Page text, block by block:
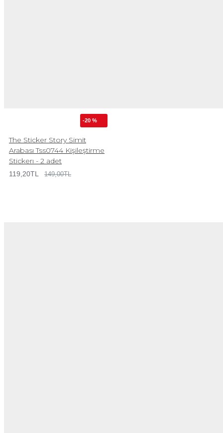
-20 %
The Sticker Story Simit
Arabası Tss0744 Kişileştirme
Stickerı - 2 adet
119,20TL 149,00TL